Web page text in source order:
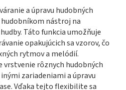
a úpravu hudobných
nástroj na
Táto funkcia umožňuje
opakujúcich sa vzorov, čo
rytmov a melódií.
vrstvenie rôznych hudobných
zariadeniami a úpravu
Vďaka tejto flexibilite sa